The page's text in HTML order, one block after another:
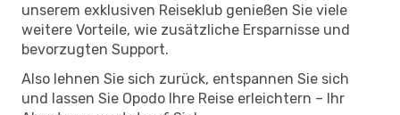
unserem exklusiven Reiseklub genießen Sie viele
weitere Vorteile, wie zusätzliche Ersparnisse und
bevorzugten Support.
Also lehnen Sie sich zurück, entspannen Sie sich
und lassen Sie Opodo Ihre Reise erleichtern – Ihr